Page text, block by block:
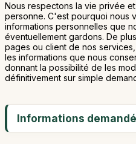
Nous respectons la vie privée
personne. C'est pourquoi nous
informations personnelles que
éventuellement gardons. De
pages ou client de nos
les informations que nous
donnant la possibilité de les
définitivement sur simple
Informations